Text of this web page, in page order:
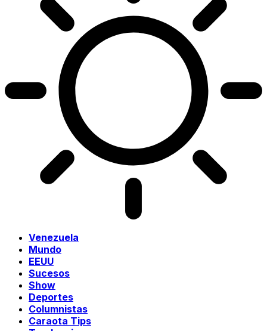
Venezuela
Mundo
EEUU
Sucesos
Show
Deportes
Columnistas
Caraota Tips